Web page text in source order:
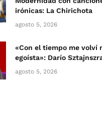
irónicas: La Chirichota
agosto 5, 2026
«Con el tiempo me volví
egoísta»: Darío
agosto 5, 2026